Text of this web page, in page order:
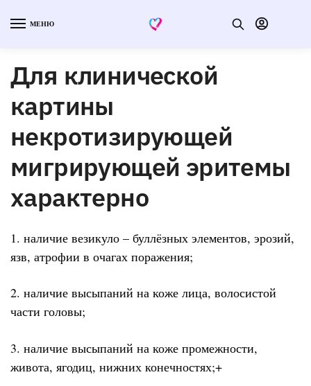
МЕНЮ
Для клинической
картины
некротизирующей
мигрирующей эритемы
характерно
1. наличие везикуло – буллёзных элементов, эрозий,
язв, атрофии в очагах поражения;
2. наличие высыпаний на коже лица, волосистой
части головы;
3. наличие высыпаний на коже промежности,
живота, ягодиц, нижних конечностях;+